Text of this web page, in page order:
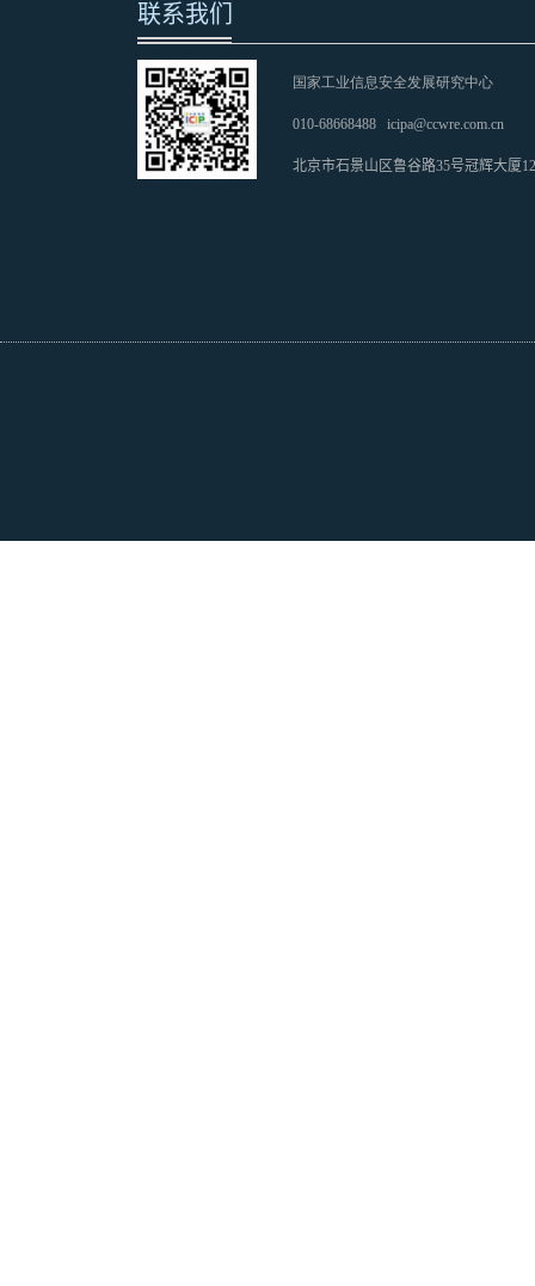
联系我们
国家工业信息安全发展研究中心
010-68668488 icipa@ccwre.com.cn
北京市石景山区鲁谷路35号冠辉大厦